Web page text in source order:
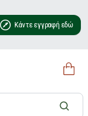
Κάντε εγγραφή εδώ